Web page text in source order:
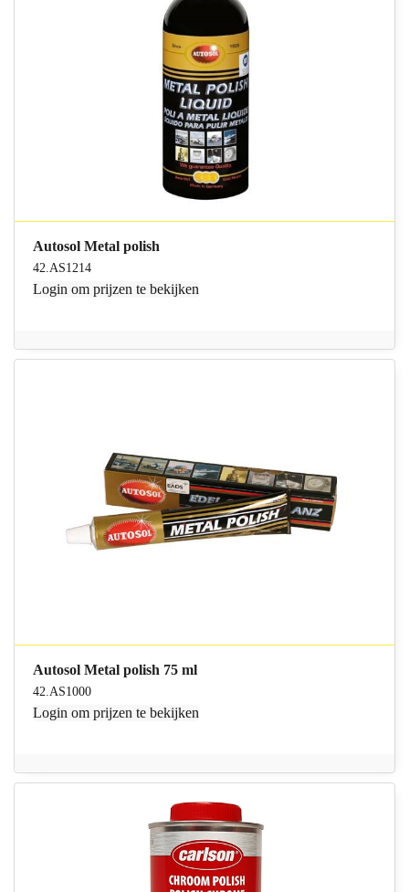
Autosol Metal polish
42.AS1214
Login om prijzen te bekijken
Autosol Metal polish 75 ml
42.AS1000
Login om prijzen te bekijken